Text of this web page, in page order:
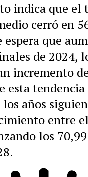
indica que el
cerró en
espera que
de 2024,
incremento
esta
años
entre
los